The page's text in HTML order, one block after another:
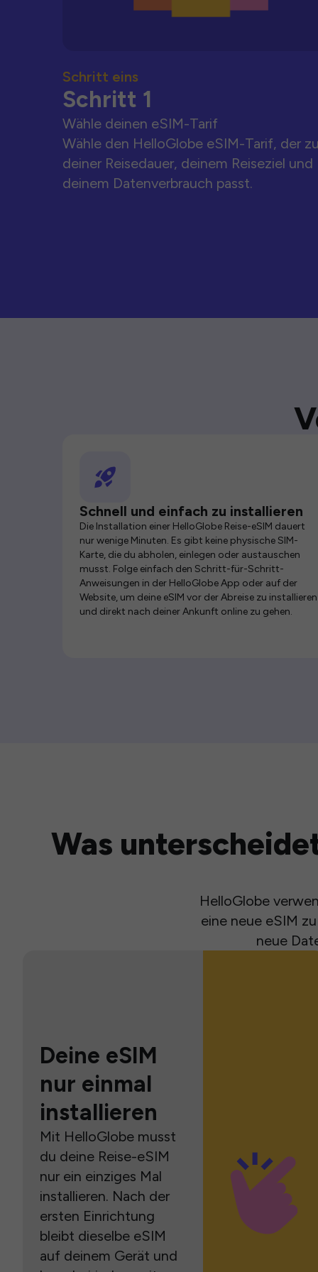
Schritt eins
Schritt 1
Wähle deinen eSIM-Tarif
Wähle den HelloGlobe eSIM-Tarif, der
deiner Reisedauer, deinem Reiseziel und
deinem Datenverbrauch passt.
Schnell und einfach zu installieren
Die Installation einer HelloGlobe Reise-eSIM dauert
nur wenige Minuten. Es gibt keine physische SIM-
Karte, die du abholen, einlegen oder austauschen
musst. Folge einfach den Schritt-für-Schritt-
Anweisungen in der HelloGlobe App oder auf der
Website, um deine eSIM vor der Abreise zu installieren
und direkt nach deiner Ankunft online zu gehen.
Was
HelloGlobe
eine neue eSIM
neue
Deine eSIM
nur einmal
installieren
Mit HelloGlobe musst
du deine Reise-eSIM
nur ein einziges Mal
installieren. Nach der
ersten Einrichtung
bleibt dieselbe eSIM
auf deinem Gerät und